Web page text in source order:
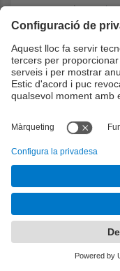
acuradament
realització del
bibliografia
facilitaran als
material de
de contingut.
extreure
prefixats per a
realització del
Mètode